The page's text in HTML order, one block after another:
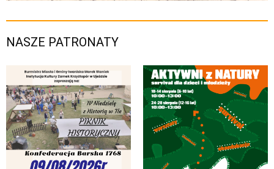
NASZE PATRONATY